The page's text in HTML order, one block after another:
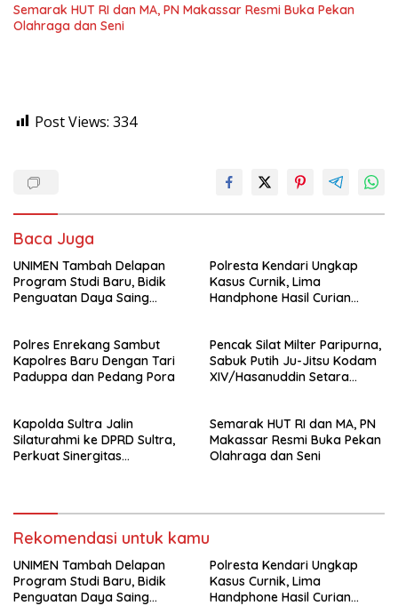
Semarak HUT RI dan MA, PN Makassar Resmi Buka Pekan
Olahraga dan Seni
Post Views: 334
Baca Juga
UNIMEN Tambah Delapan
Program Studi Baru, Bidik
Penguatan Daya Saing
Polresta Kendari Ungkap
Kasus Curnik, Lima
Handphone Hasil Curian
Polres Enrekang Sambut
Kapolres Baru Dengan Tari
Paduppa dan Pedang Pora
Pencak Silat Milter Paripurna,
Sabuk Putih Ju-Jitsu Kodam
XIV/Hasanuddin Setara
Kapolda Sultra Jalin
Silaturahmi ke DPRD Sultra,
Perkuat Sinergitas
Semarak HUT RI dan MA, PN
Makassar Resmi Buka Pekan
Olahraga dan Seni
Rekomendasi untuk kamu
UNIMEN Tambah Delapan
Program Studi Baru, Bidik
Penguatan Daya Saing
Polresta Kendari Ungkap
Kasus Curnik, Lima
Handphone Hasil Curian